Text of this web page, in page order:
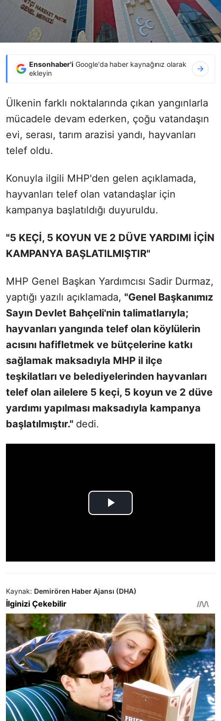
Ensonhaber'i Google'da haber kaynağınız olarak
ekleyin
Ülkenin farklı noktalarında çıkan yangınlarla
mücadele devam ederken, çoğu vatandaşın
evi, serası, tarım arazisi yandı, hayvanları
telef oldu.
Konuyla ilgili MHP'den gelen açıklamada,
hayvanları telef olan vatandaşlar için
kampanya başlatıldığı duyuruldu.
"5 KEÇİ, 5 KOYUN VE 2 DÜVE YARDIMI İÇİN
KAMPANYA BAŞLATILMIŞTIR"
MHP Genel Başkan Yardımcısı Sadir Durmaz,
yaptığı yazılı açıklamada, "Genel Başkanımız
Sayın Devlet Bahçeli'nin talimatlarıyla;
hayvanları yangında telef olan köylülerin
acısını hafifletmek ve bütçelerine katkı
sağlamak maksadıyla MHP il ilçe
teşkilatları ve belediyelerinden hayvanları
telef olan ailelere 5 keçi, 5 koyun ve 2 düve
yardımı yapılması maksadıyla kampanya
başlatılmıştır." dedi.
Kaynak: Demirören Haber Ajansı (DHA)